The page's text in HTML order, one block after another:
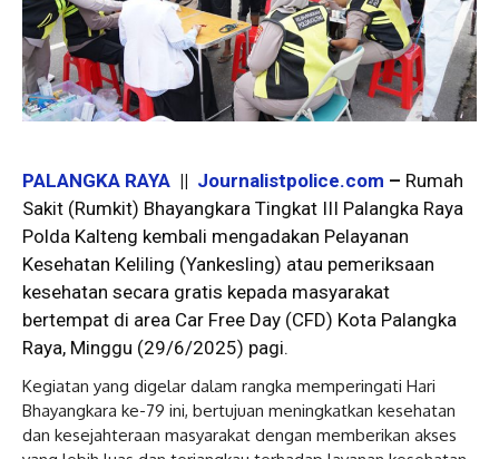
PALANGKA RAYA || Journalistpolice.com – Rumah
Sakit (Rumkit) Bhayangkara Tingkat III Palangka Raya
Polda Kalteng kembali mengadakan Pelayanan
Kesehatan Keliling (Yankesling) atau pemeriksaan
kesehatan secara gratis kepada masyarakat
bertempat di area Car Free Day (CFD) Kota Palangka
Raya, Minggu (29/6/2025) pagi.
Kegiatan yang digelar dalam rangka memperingati Hari
Bhayangkara ke-79 ini, bertujuan meningkatkan kesehatan
dan kesejahteraan masyarakat dengan memberikan akses